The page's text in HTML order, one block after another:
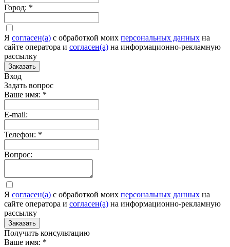
Город: *
Я согласен(а) c обработкой моих персональных данных на
сайте оператора и согласен(а) на информационно-рекламную
рассылку
Заказать
Вход
Задать вопрос
Ваше имя: *
E-mail:
Телефон: *
Вопрос:
Я согласен(а) c обработкой моих персональных данных на
сайте оператора и согласен(а) на информационно-рекламную
рассылку
Заказать
Получить консультацию
Ваше имя: *